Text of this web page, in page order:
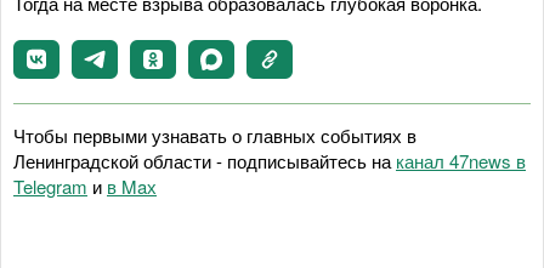
Чтобы первыми узнавать о главных событиях в
Ленинградской области - подписывайтесь на канал 47news в
Telegram и в Maх